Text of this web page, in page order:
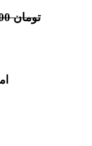
تومان